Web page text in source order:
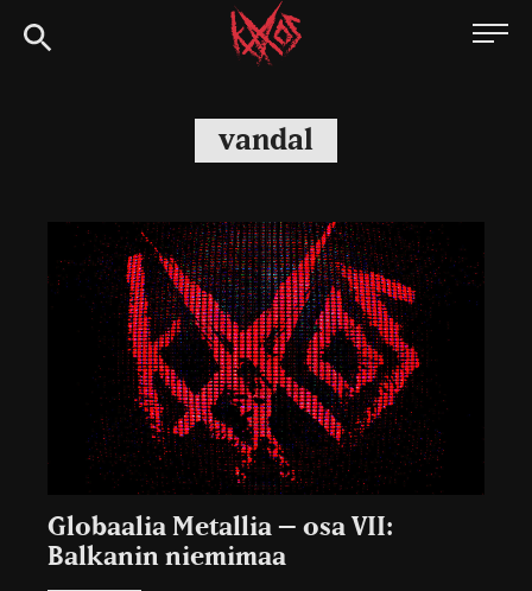
Siirry
suoraan
Kaaoszine
vandal
Globaalia Metallia – osa VII:
Balkanin niemimaa